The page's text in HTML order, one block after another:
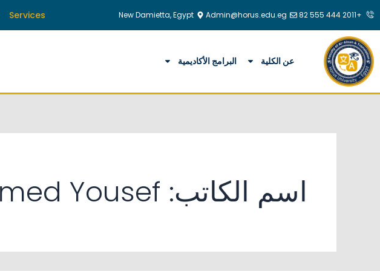
إلى
المحتوى
+2011 444 555 82
Admin@horus.edu.eg
New Damietta, Egypt
Services
عن الكلية البرامج الأكاديمية
اسم الكاتب: Abdelrahman Mohamed Yousef
عن: